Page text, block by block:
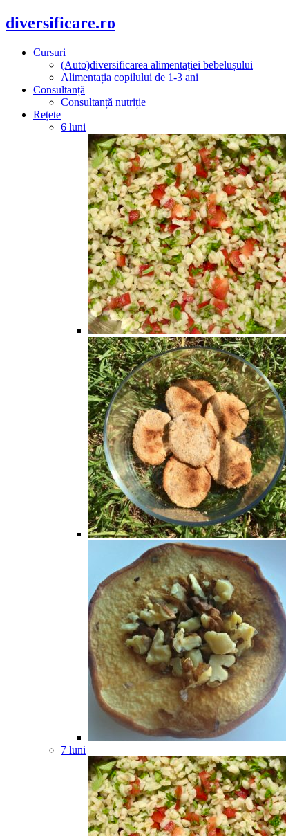
diversificare.ro
Cursuri
(Auto)diversificarea alimentației bebelușului
Alimentația copilului de 1-3 ani
Consultanță
Consultanță nutriție
Rețete
6 luni
7 luni